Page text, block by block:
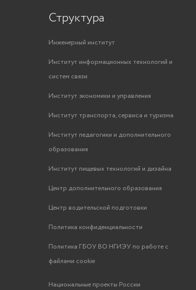
Структура
Инженерный институт
Институт информационных технологий и
систем связи
Институт экономики и управления
Институт транспорта, сервиса и туризма
Институт педагогики и дополнительного
образования
Институт пищевых технологий и дизайна
Центр дополнительного образования
Центр водительской подготовки
Политика конфиденциальности
Политика ГБОУ ВО НГИЭУ по работе с
файлами cookie
Национальные проекты России